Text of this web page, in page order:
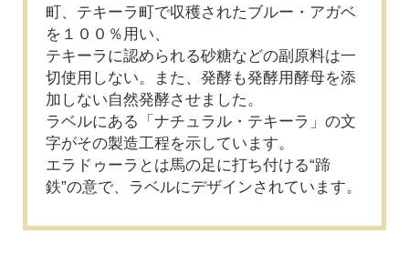
町、テキーラ町で収穫されたブルー・アガベ
を１００％用い、
テキーラに認められる砂糖などの副原料は一
切使用しない。また、発酵も発酵用酵母を添
加しない自然発酵させました。
ラベルにある「ナチュラル・テキーラ」の文
字がその製造工程を示しています。
エラドゥーラとは馬の足に打ち付ける“蹄
鉄”の意で、ラベルにデザインされています。